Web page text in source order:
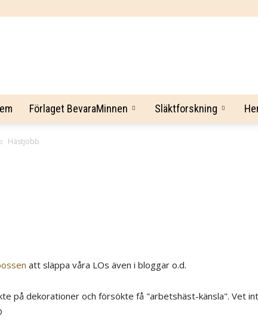
BevaraMinnen
Förlaget BevaraMinnen Släktforskning
Hästjobb
att släppa våra LOs även i bloggar o.d.
på dekorationer och försökte få "arbetshäst-känsla". Vet